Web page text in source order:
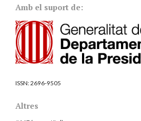
Amb el suport de:
ISSN:2696-9505
Altres